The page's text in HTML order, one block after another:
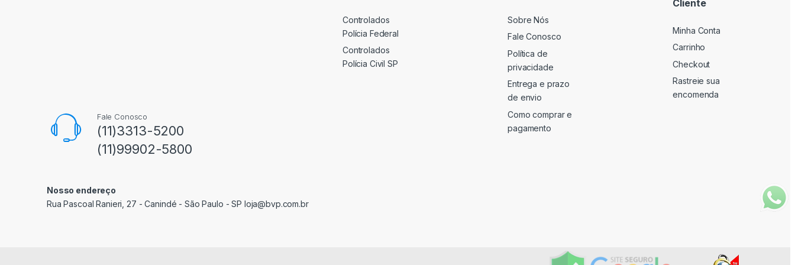
Fale Conosco
(11)3313-5200
(11)99902-5800
Nosso endereço
Rua Pascoal Ranieri, 27 - Canindé - São Paulo - SP loja@bvp.com.br
Controlados
Polícia Federal
Controlados
Polícia Civil SP
Sobre Nós
Fale Conosco
Política de
privacidade
Entrega e prazo
de envio
Como comprar e
pagamento
Cliente
Minha Conta
Carrinho
Checkout
Rastreie sua
encomenda